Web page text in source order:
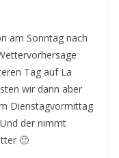
am Sonntag nach
Tag auf La
wir dann aber
Dienstagvormittag
der nimmt
🙂